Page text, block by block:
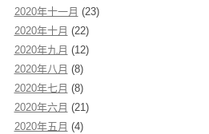
2020年十一月 (23)
2020年十月 (22)
2020年九月 (12)
2020年八月 (8)
2020年七月 (8)
2020年六月 (21)
2020年五月 (4)